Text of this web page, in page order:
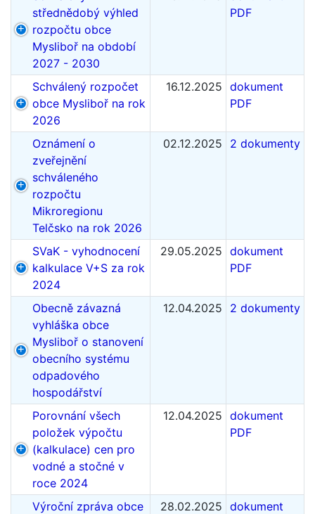
střednědobý výhled
rozpočtu obce
Mysliboř na období
2027 - 2030
PDF
Schválený rozpočet
obce Mysliboř na rok
2026
16.12.2025 dokument
PDF
Oznámení o
zveřejnění
schváleného
rozpočtu
Mikroregionu
Telčsko na rok 2026
02.12.2025 2 dokumenty
SVaK - vyhodnocení
kalkulace V+S za rok
2024
29.05.2025 dokument
PDF
Obecně závazná
vyhláška obce
Mysliboř o stanovení
obecního systému
odpadového
hospodářství
12.04.2025 2 dokumenty
Porovnání všech
položek výpočtu
(kalkulace) cen pro
vodné a stočné v
roce 2024
12.04.2025 dokument
PDF
Výroční zpráva obce
28.02.2025 dokument